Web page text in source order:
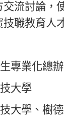
交流討論 ，
技職教育人
專業化總
大學
大學 、 樹